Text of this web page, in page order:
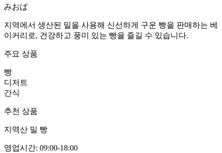
みおぱ
지역에서 생산된 밀을 사용해 신선하게 구운 빵을 판매하는 베
이커리로, 건강하고 풍미 있는 빵을 즐길 수 있습니다.
주요 상품
빵
디저트
간식
추천 상품
지역산 밀 빵
영업시간: 09:00-18:00